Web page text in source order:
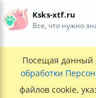
Ksks-xtf.ru
Все, что нужно
Посещая данный
обработки
файлов cookie,